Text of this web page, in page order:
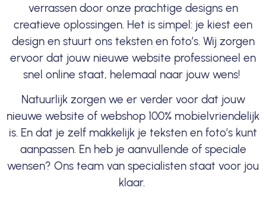
verrassen door onze prachtige designs en
creatieve oplossingen. Het is simpel: je kiest een
design en stuurt ons teksten en foto’s. Wij zorgen
ervoor dat jouw nieuwe website professioneel en
snel online staat, helemaal naar jouw wens!
Natuurlijk zorgen we er verder voor dat jouw
nieuwe website of webshop 100% mobielvriendelijk
is. En dat je zelf makkelijk je teksten en foto’s kunt
aanpassen. En heb je aanvullende of speciale
wensen? Ons team van specialisten staat voor jou
klaar.